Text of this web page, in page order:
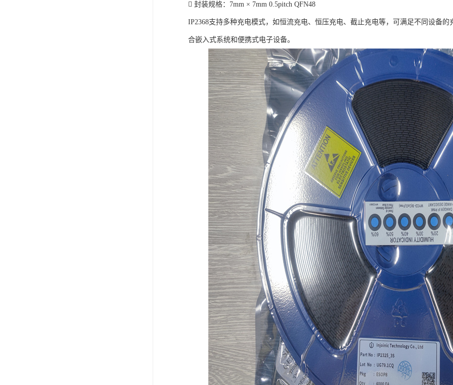
 封装规格：7mm × 7mm 0.5pitch QFN48
IP2368支持多种充电模式，如恒流充电、恒压充电、截止充电等，可满足不同设备
合嵌入式系统和便携式电子设备。